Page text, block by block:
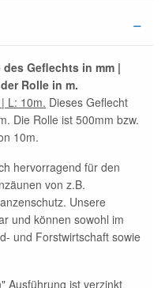
Geflechts in mm |
Rolle in m.
L: 10m. Dieses Geflecht
Die Rolle ist 500mm bzw.
10m.
hervorragend für den
von z.B.
Unsere
und können sowohl im
und Forstwirtschaft sowie
Ausführung ist verzinkt